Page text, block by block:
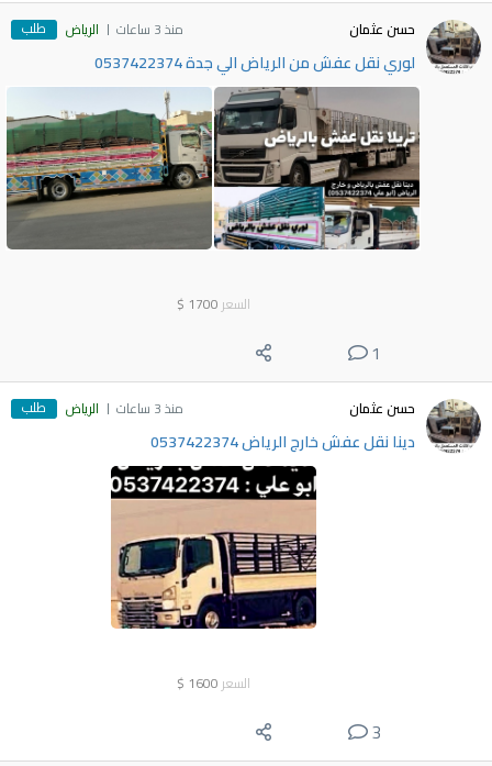
حسن عثمان منذ 3 ساعات الرياض طلب
لوري نقل عفش من الرياض الي جدة 0537422374
السعر 1700
$
1
حسن عثمان منذ 3 ساعات الرياض طلب
دينا نقل عفش خارج الرياض 0537422374
السعر 1600
$
3